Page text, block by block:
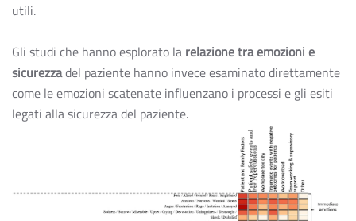
utili.
Gli studi che hanno esplorato la relazione tra emozioni e
sicurezzadel paziente hanno invece esaminato direttamente
come le emozioni scatenate influenzano i processi e gli esiti
legati alla sicurezza del paziente.